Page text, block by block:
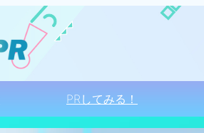
PRしてみる！